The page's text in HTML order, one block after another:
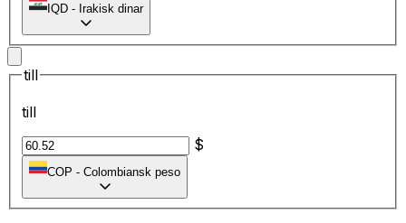
IQD - Irakisk dinar
till
till
$
COP - Colombiansk peso